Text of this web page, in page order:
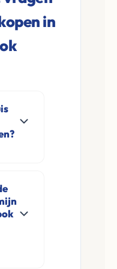
in